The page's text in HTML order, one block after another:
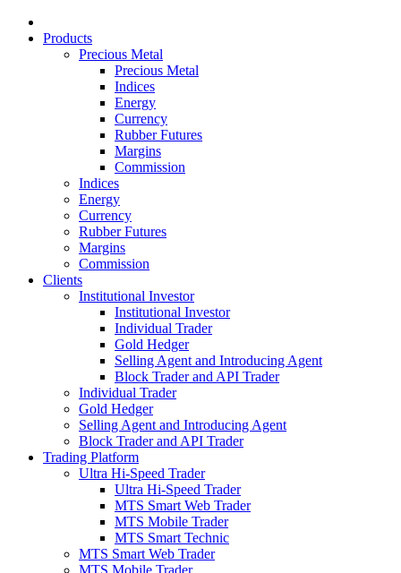
Products
Precious Metal
Precious Metal
Indices
Energy
Currency
Rubber Futures
Margins
Commission
Indices
Energy
Currency
Rubber Futures
Margins
Commission
Clients
Institutional Investor
Institutional Investor
Individual Trader
Gold Hedger
Selling Agent and Introducing Agent
Block Trader and API Trader
Individual Trader
Gold Hedger
Selling Agent and Introducing Agent
Block Trader and API Trader
Trading Platform
Ultra Hi-Speed Trader
Ultra Hi-Speed Trader
MTS Smart Web Trader
MTS Mobile Trader
MTS Smart Technic
MTS Smart Web Trader
MTS Mobile Trader